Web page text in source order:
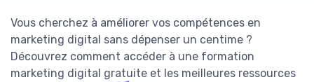
Vous cherchez à améliorer vos compétences en
marketing digital sans dépenser un centime ?
Découvrez comment accéder à une formation
marketing digital gratuite et les meilleures ressources